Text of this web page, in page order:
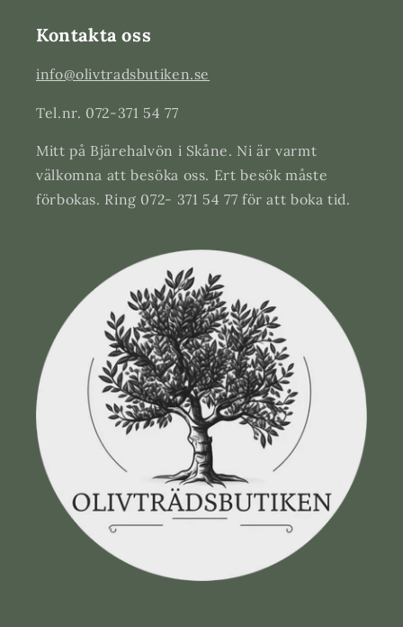
Kontakta oss
info@olivtradsbutiken.se
Tel.nr. 072-371 54 77
Mitt på Bjärehalvön i Skåne. Ni är varmt
välkomna att besöka oss. Ert besök måste
förbokas. Ring 072- 371 54 77 för att boka tid.